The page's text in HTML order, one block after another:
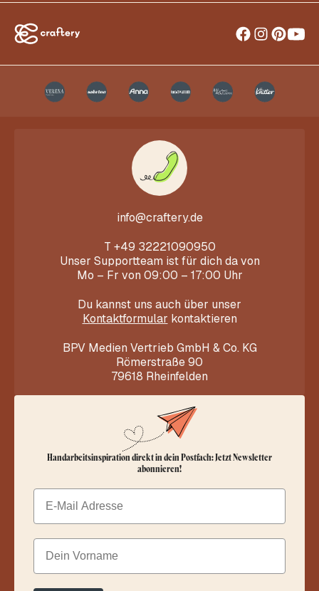
info@craftery.de
T +49 32221090950
Unser Supportteam ist für dich da von
Mo – Fr von 09:00 – 17:00 Uhr
Du kannst uns auch über unser
Kontaktformular kontaktieren
BPV Medien Vertrieb GmbH & Co. KG
Römerstraße 90
79618 Rheinfelden
Handarbeitsinspiration direkt in dein Postfach: Jetzt Newsletter
abonnieren!
Email
Dein Vorname